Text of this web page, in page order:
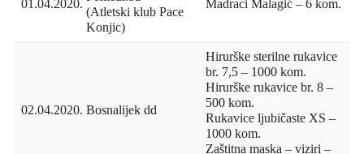
01.04.2020.
(Atletski klub Pace
Konjic)
Madraci Malagić – 6 kom.
02.04.2020. Bosnalijek dd
Hirurške sterilne rukavice
br. 7,5 – 1000 kom.
Hirurške rukavice br. 8 –
500 kom.
Rukavice ljubičaste XS –
1000 kom.
Zaštitna maska – viziri –